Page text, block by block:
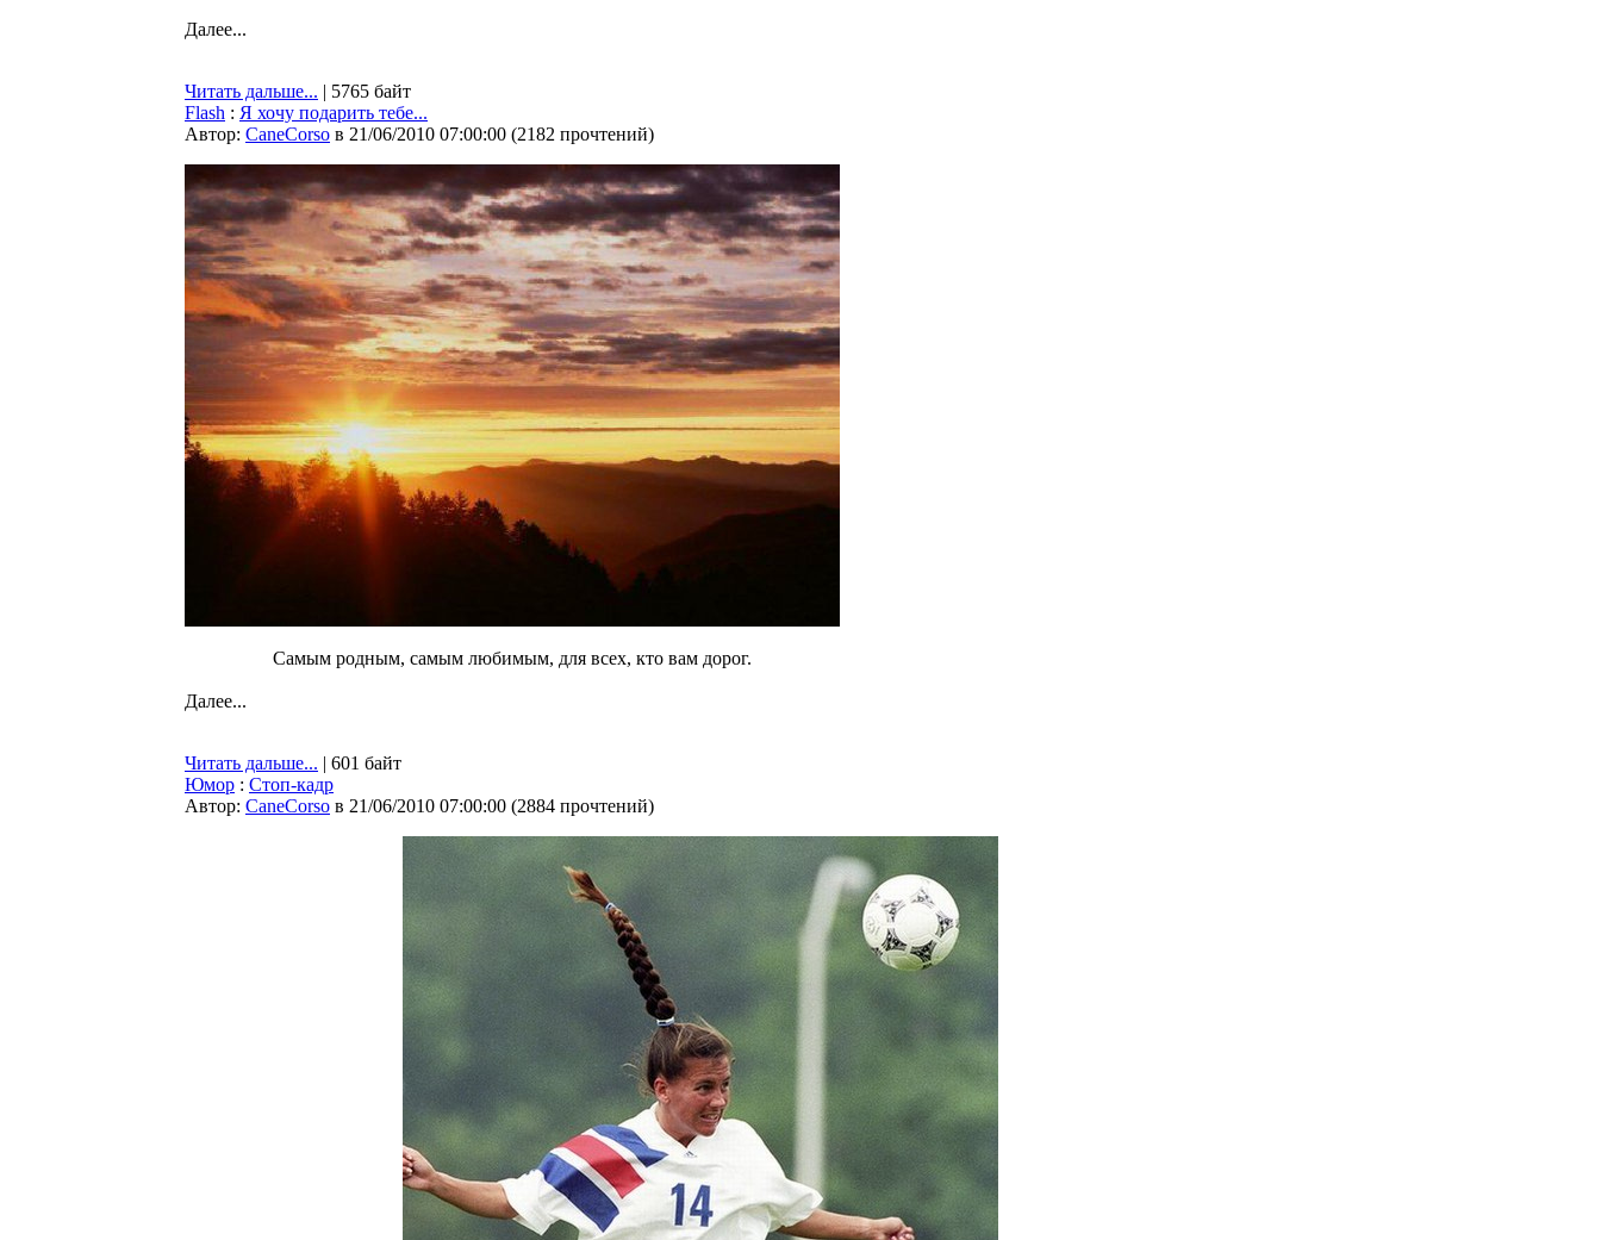
Далее...
Читать дальше... | 5765 байт
Flash : Я хочу подарить тебе...
Автор: CaneCorso в 21/06/2010 07:00:00 (2182 прочтений)
Самым родным, самым любимым, для всех, кто вам дорог.
Далее...
Читать дальше... | 601 байт
Юмор : Стоп-кадр
Автор: CaneCorso в 21/06/2010 07:00:00 (2884 прочтений)